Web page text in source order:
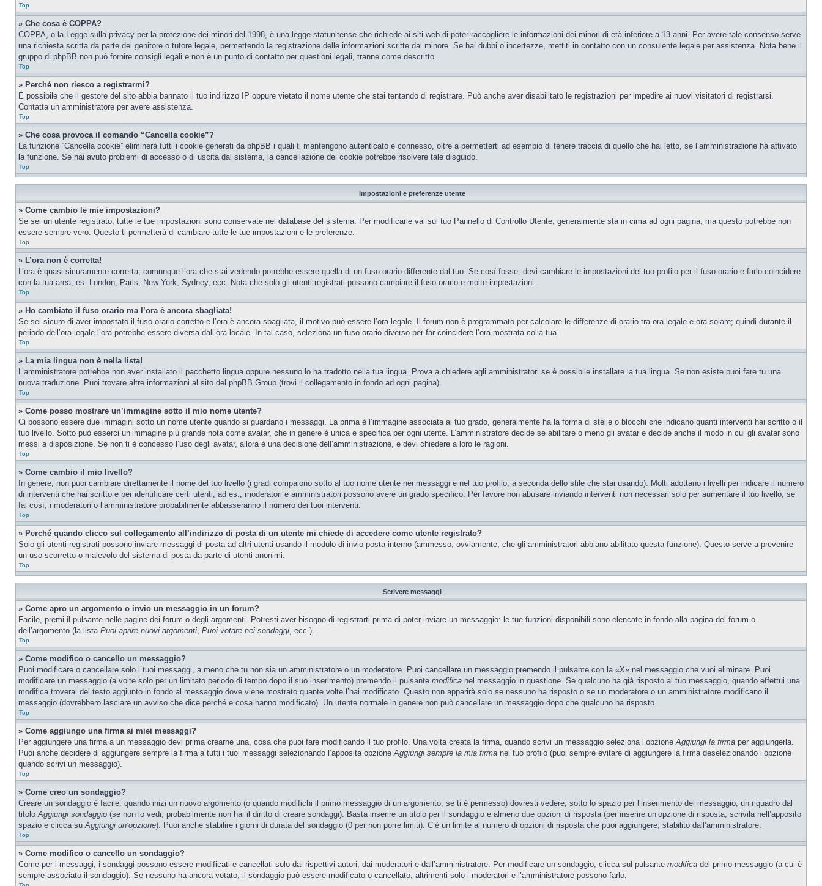
Top
» Che cosa è COPPA?
COPPA, o la Legge sulla privacy per la protezione dei minori del 1998, è una legge statunitense che richiede ai siti web di poter raccogliere le informazioni dei minori di età inferiore a 13 anni. Per avere tale consenso serve
una richiesta scritta da parte del genitore o tutore legale, permettendo la registrazione delle informazioni scritte dal minore. Se hai dubbi o incertezze, mettiti in contatto con un consulente legale per assistenza. Nota bene il
gruppo di phpBB non può fornire consigli legali e non è un punto di contatto per questioni legali, tranne come descritto.
Top
» Perché non riesco a registrarmi?
È possibile che il gestore del sito abbia bannato il tuo indirizzo IP oppure vietato il nome utente che stai tentando di registrare. Può anche aver disabilitato le registrazioni per impedire ai nuovi visitatori di registrarsi.
Contatta un amministratore per avere assistenza.
Top
» Che cosa provoca il comando “Cancella cookie”?
La funzione “Cancella cookie” eliminerà tutti i cookie generati da phpBB i quali ti mantengono autenticato e connesso, oltre a permetterti ad esempio di tenere traccia di quello che hai letto, se l’amministrazione ha attivato
la funzione. Se hai avuto problemi di accesso o di uscita dal sistema, la cancellazione dei cookie potrebbe risolvere tale disguido.
Top
Impostazioni e preferenze utente
» Come cambio le mie impostazioni?
Se sei un utente registrato, tutte le tue impostazioni sono conservate nel database del sistema. Per modificarle vai sul tuo Pannello di Controllo Utente; generalmente sta in cima ad ogni pagina, ma questo potrebbe non
essere sempre vero. Questo ti permetterà di cambiare tutte le tue impostazioni e le preferenze.
Top
» L’ora non è corretta!
L’ora è quasi sicuramente corretta, comunque l’ora che stai vedendo potrebbe essere quella di un fuso orario differente dal tuo. Se cosí fosse, devi cambiare le impostazioni del tuo profilo per il fuso orario e farlo coincidere
con la tua area, es. London, Paris, New York, Sydney, ecc. Nota che solo gli utenti registrati possono cambiare il fuso orario e molte impostazioni.
Top
» Ho cambiato il fuso orario ma l’ora è ancora sbagliata!
Se sei sicuro di aver impostato il fuso orario corretto e l’ora è ancora sbagliata, il motivo può essere l’ora legale. Il forum non è programmato per calcolare le differenze di orario tra ora legale e ora solare; quindi durante il
periodo dell’ora legale l’ora potrebbe essere diversa dall’ora locale. In tal caso, seleziona un fuso orario diverso per far coincidere l’ora mostrata colla tua.
Top
» La mia lingua non è nella lista!
L’amministratore potrebbe non aver installato il pacchetto lingua oppure nessuno lo ha tradotto nella tua lingua. Prova a chiedere agli amministratori se è possibile installare la tua lingua. Se non esiste puoi fare tu una
nuova traduzione. Puoi trovare altre informazioni al sito del phpBB Group (trovi il collegamento in fondo ad ogni pagina).
Top
» Come posso mostrare un’immagine sotto il mio nome utente?
Ci possono essere due immagini sotto un nome utente quando si guardano i messaggi. La prima è l’immagine associata al tuo grado, generalmente ha la forma di stelle o blocchi che indicano quanti interventi hai scritto o il
tuo livello. Sotto può esserci un’immagine piú grande nota come avatar, che in genere è unica e specifica per ogni utente. L’amministratore decide se abilitare o meno gli avatar e decide anche il modo in cui gli avatar sono
messi a disposizione. Se non ti è concesso l’uso degli avatar, allora è una decisione dell’amministrazione, e devi chiedere a loro le ragioni.
Top
» Come cambio il mio livello?
In genere, non puoi cambiare direttamente il nome del tuo livello (i gradi compaiono sotto al tuo nome utente nei messaggi e nel tuo profilo, a seconda dello stile che stai usando). Molti adottano i livelli per indicare il numero
di interventi che hai scritto e per identificare certi utenti; ad es., moderatori e amministratori possono avere un grado specifico. Per favore non abusare inviando interventi non necessari solo per aumentare il tuo livello; se
fai cosí, i moderatori o l’amministratore probabilmente abbasseranno il numero dei tuoi interventi.
Top
» Perché quando clicco sul collegamento all’indirizzo di posta di un utente mi chiede di accedere come utente registrato?
Solo gli utenti registrati possono inviare messaggi di posta ad altri utenti usando il modulo di invio posta interno (ammesso, ovviamente, che gli amministratori abbiano abilitato questa funzione). Questo serve a prevenire
un uso scorretto o malevolo del sistema di posta da parte di utenti anonimi.
Top
Scrivere messaggi
» Come apro un argomento o invio un messaggio in un forum?
Facile, premi il pulsante nelle pagine dei forum o degli argomenti. Potresti aver bisogno di registrarti prima di poter inviare un messaggio: le tue funzioni disponibili sono elencate in fondo alla pagina del forum o
dell’argomento (la lista Puoi aprire nuovi argomenti, Puoi votare nei sondaggi, ecc.).
Top
» Come modifico o cancello un messaggio?
Puoi modificare o cancellare solo i tuoi messaggi, a meno che tu non sia un amministratore o un moderatore. Puoi cancellare un messaggio premendo il pulsante con la «X» nel messaggio che vuoi eliminare. Puoi
modificare un messaggio (a volte solo per un limitato periodo di tempo dopo il suo inserimento) premendo il pulsante modifica nel messaggio in questione. Se qualcuno ha già risposto al tuo messaggio, quando effettui una
modifica troverai del testo aggiunto in fondo al messaggio dove viene mostrato quante volte l’hai modificato. Questo non apparirà solo se nessuno ha risposto o se un moderatore o un amministratore modificano il
messaggio (dovrebbero lasciare un avviso che dice perché e cosa hanno modificato). Un utente normale in genere non può cancellare un messaggio dopo che qualcuno ha risposto.
Top
» Come aggiungo una firma ai miei messaggi?
Per aggiungere una firma a un messaggio devi prima crearne una, cosa che puoi fare modificando il tuo profilo. Una volta creata la firma, quando scrivi un messaggio seleziona l’opzioneAggiungi la firma per aggiungerla.
Puoi anche decidere di aggiungere sempre la firma a tutti i tuoi messaggi selezionando l’apposita opzioneAggiungi sempre la mia firma nel tuo profilo (puoi sempre evitare di aggiungere la firma deselezionando l’opzione
quando scrivi un messaggio).
Top
» Come creo un sondaggio?
Creare un sondaggio è facile: quando inizi un nuovo argomento (o quando modifichi il primo messaggio di un argomento, se ti è permesso) dovresti vedere, sotto lo spazio per l’inserimento del messaggio, un riquadro dal
titoloAggiungi sondaggio (se non lo vedi, probabilmente non hai il diritto di creare sondaggi). Basta inserire un titolo per il sondaggio e almeno due opzioni di risposta (per inserire un’opzione di risposta, scrivila nell’apposito
spazio e clicca suAggiungi un’opzione). Puoi anche stabilire i giorni di durata del sondaggio (0 per non porre limiti). C’è un limite al numero di opzioni di risposta che puoi aggiungere, stabilito dall’amministratore.
Top
» Come modifico o cancello un sondaggio?
Come per i messaggi, i sondaggi possono essere modificati e cancellati solo dai rispettivi autori, dai moderatori e dall’amministratore. Per modificare un sondaggio, clicca sul pulsante modifica del primo messaggio (a cui è
sempre associato il sondaggio). Se nessuno ha ancora votato, il sondaggio può essere modificato o cancellato, altrimenti solo i moderatori e l’amministratore possono farlo.